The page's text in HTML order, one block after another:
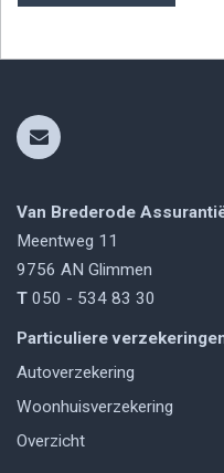
Van Brederode
Meentweg 11
9756 AN Glimmen
T 050 - 534 83 30
Particuliere
Autoverzekering
Woonhuisverzekering
Overzicht